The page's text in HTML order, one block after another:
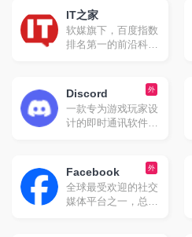
IT之家
软媒旗下，百度指数
排名第一的前沿科技
外
Discord
一款专为游戏玩家设
计的即时通讯软件，
社区。它最初起源于
游戏语音和即时消息
（IM）工具服务，并
逐渐发展成为一个综
外
Facebook
全球最受欢迎的社交
媒体平台之一，总部